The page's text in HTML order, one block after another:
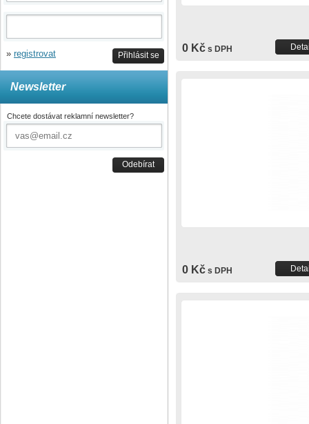
0 Kč s DPH
0 Kč s DPH
Přihlásit se
» registrovat
Newsletter
Chcete dostávat reklamní newsletter?
Odebírat